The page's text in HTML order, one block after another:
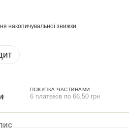
накопичувальної знижки
ПОКУПКА ЧАСТИНАМИ
6 платежів по 66.50 грн